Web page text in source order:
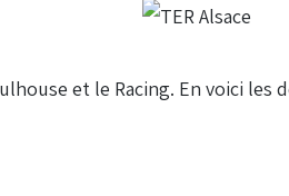
et le Racing. En voici les